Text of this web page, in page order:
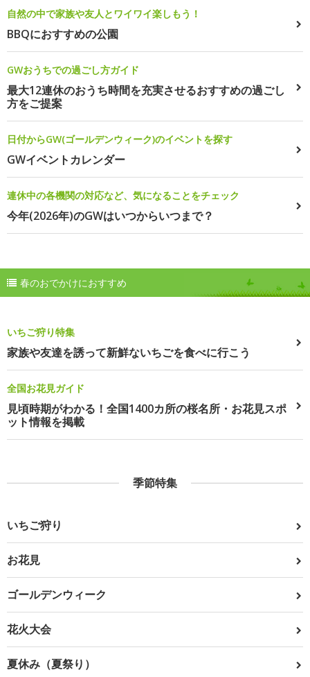
自然の中で家族や友人とワイワイ楽しもう！
BBQにおすすめの公園
GWおうちでの過ごし方ガイド
最大12連休のおうち時間を充実させるおすすめの過ごし
方をご提案
日付からGW(ゴールデンウィーク)のイベントを探す
GWイベントカレンダー
連休中の各機関の対応など、気になることをチェック
今年(2026年)のGWはいつからいつまで？
春のおでかけにおすすめ
いちご狩り特集
家族や友達を誘って新鮮ないちごを食べに行こう
全国お花見ガイド
見頃時期がわかる！全国1400カ所の桜名所・お花見スポ
ット情報を掲載
季節特集
いちご狩り
お花見
ゴールデンウィーク
花火大会
夏休み（夏祭り）